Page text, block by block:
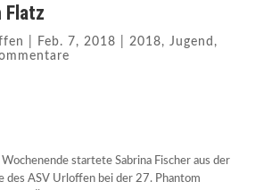
Flatz
Feb. 7, 2018 2018, Jugend ,
startete Sabrina Fischer aus der
des ASV Urloffen bei der 27. Phantom